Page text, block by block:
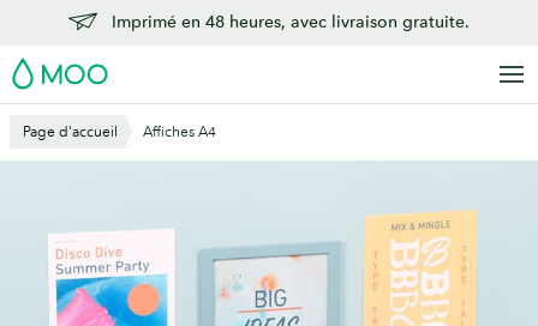
contenu
principal
Imprimé en 48 heures, avec livraison gratuite.
MOO
Page d'accueil Affiches A4